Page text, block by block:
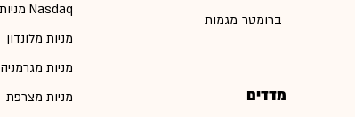
ברומטר-מגמות
מדדים
מניות מבורסת Nasdaq
מניות מלונדון
מניות מגרמניה
מניות מצרפת